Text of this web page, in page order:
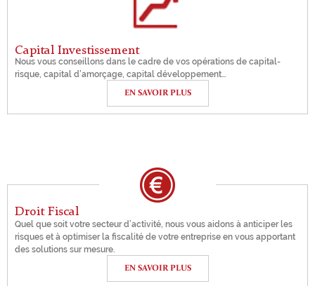
Capital Investissement
Nous vous conseillons dans le cadre de vos opérations de capital-
risque, capital d’amorçage, capital développement…
EN SAVOIR PLUS
Droit Fiscal
Quel que soit votre secteur d’activité, nous vous aidons à anticiper les
risques et à optimiser la fiscalité de votre entreprise en vous apportant
des solutions sur mesure.
EN SAVOIR PLUS